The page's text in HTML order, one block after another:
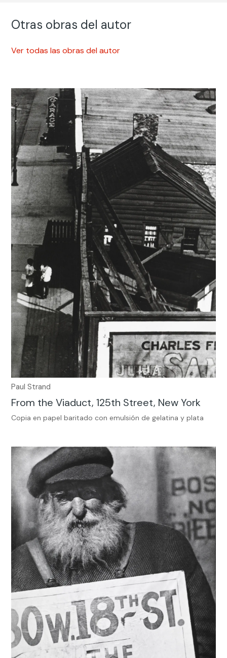
Otras obras del autor
Ver todas las obras del autor
Paul Strand
From the Viaduct, 125th Street, New York
Copia en papel baritado con emulsión de gelatina y plata